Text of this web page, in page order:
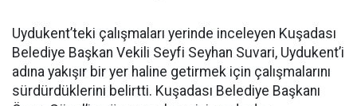
Uydukent’teki çalışmaları yerinde inceleyen Kuşadası
Belediye Başkan Vekili Seyfi Seyhan Suvari, Uydukent’i
adına yakışır bir yer haline getirmek için çalışmalarını
sürdürdüklerini belirtti. Kuşadası Belediye Başkanı